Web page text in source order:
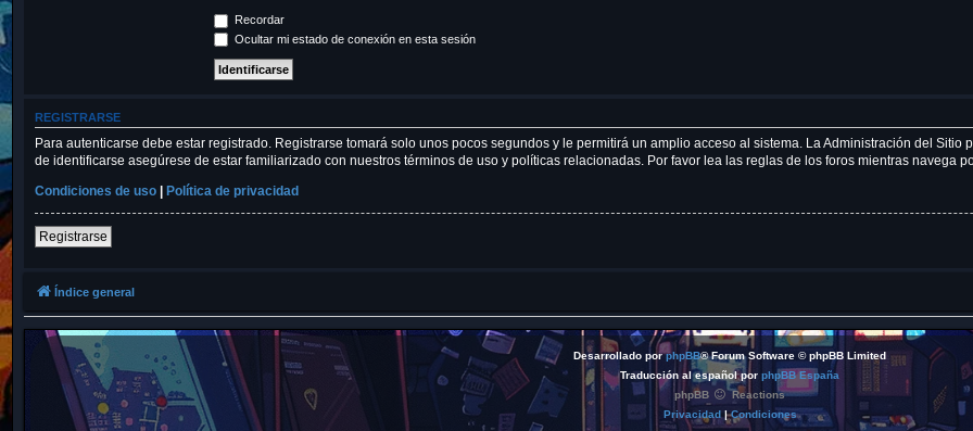
Recordar
Ocultar mi estado de conexión en esta sesión
REGISTRARSE
Para autenticarse debe estar registrado. Registrarse tomará solo unos pocos segundos y le permitirá un amplio acceso al sistema. La Administración del
de identificarse asegúrese de estar familiarizado con nuestros términos de uso y políticas relacionadas. Por favor lea las reglas de los foros mientras navega
Condiciones de uso | Política de privacidad
Registrarse
Índice general
Desarrollado porphpBB® Forum Software © phpBB Limited
Traducción al español por phpBB España
phpBB
Reactions
Privacidad|Condiciones